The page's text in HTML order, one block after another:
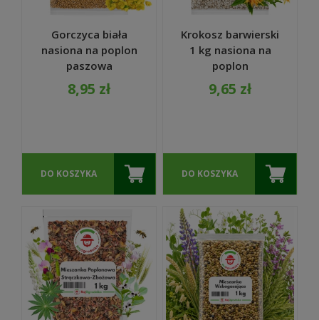
Gorczyca biała
nasiona na poplon
paszowa
MIODODAJNA 1kg -
REDUM
8,95 zł
DO KOSZYKA
Krokosz barwierski
1 kg nasiona na
poplon
miododajny karma
dla ptaków -
9,65 zł
DO KOSZYKA